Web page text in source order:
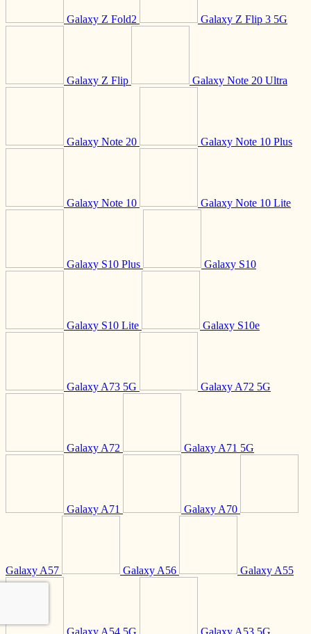
Galaxy Z Fold2 Galaxy Z Flip 3 5G
Galaxy Z Flip Galaxy Note 20 Ultra
Galaxy Note 20 Galaxy Note 10 Plus
Galaxy Note 10 Galaxy Note 10 Lite
Galaxy S10 Plus Galaxy S10
Galaxy S10 Lite Galaxy S10e
Galaxy A73 5G Galaxy A72 5G
Galaxy A72 Galaxy A71 5G
Galaxy A71 Galaxy A70
Galaxy A57 Galaxy A56 Galaxy A55